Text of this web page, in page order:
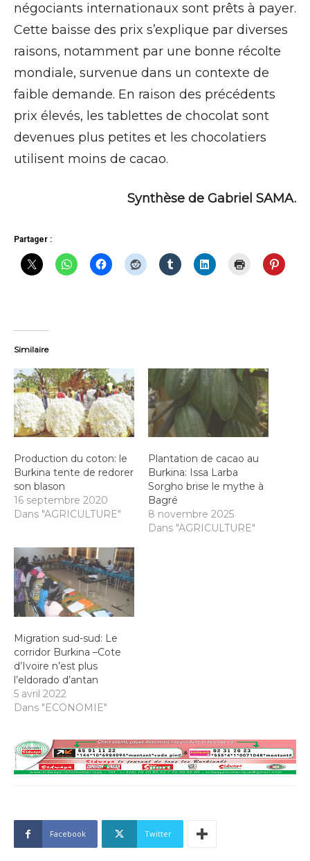
négociants internationaux sont prêts à payer.
Cette baisse des prix s’explique par diverses
raisons, notamment par une bonne récolte
mondiale, survenue dans un contexte de
faible demande. En raison des précédents
prix élevés, les tablettes de chocolat sont
devenues plus petites et les chocolatiers
utilisent moins de cacao.
Synthèse de Gabriel SAMA.
Partager :
Similaire
Production du coton: le
Burkina tente de redorer
son blason
16 septembre 2020
Dans "AGRICULTURE"
Plantation de cacao au
Burkina: Issa Larba
Sorgho brise le mythe à
Bagré
8 novembre 2025
Dans "AGRICULTURE"
Migration sud-sud: Le
corridor Burkina –Cote
d’Ivoire n’est plus
l’eldorado d’antan
5 avril 2022
Dans "ECONOMIE"
Facebook Twitter